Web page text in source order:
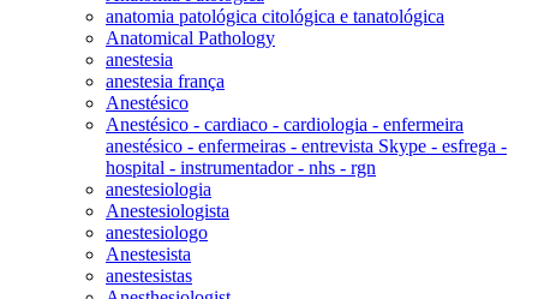
anatomia patológica citológica e tanatológica
Anatomical Pathology
anestesia
anestesia frança
Anestésico
Anestésico - cardiaco - cardiologia - enfermeira
anestésico - enfermeiras - entrevista Skype - esfrega -
hospital - instrumentador - nhs - rgn
anestesiologia
Anestesiologista
anestesiologo
Anestesista
anestesistas